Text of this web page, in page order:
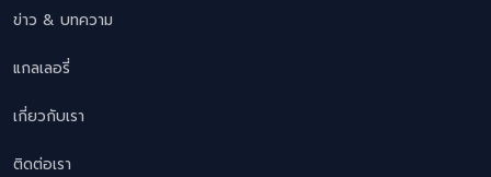
ข่าว & บทความ
แกลเลอรี่
เกี่ยวกับเรา
ติดต่อเรา